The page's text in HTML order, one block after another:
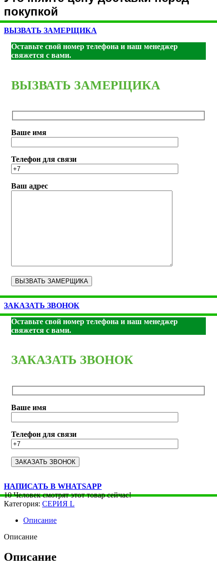
покупкой
ВЫЗВАТЬ ЗАМЕРЩИКА
Оставьте свой номер телефона и наш менеджер
свяжется с вами.
ВЫЗВАТЬ ЗАМЕРЩИКА
Ваше имя
Телефон для связи
Ваш адрес
ЗАКАЗАТЬ ЗВОНОК
Оставьте свой номер телефона и наш менеджер
свяжется с вами.
ЗАКАЗАТЬ ЗВОНОК
Ваше имя
Телефон для связи
НАПИСАТЬ В WHATSAPP
10 Человек смотрят этот товар сейчас!
Категория: СЕРИЯ L
Описание
Описание
Описание